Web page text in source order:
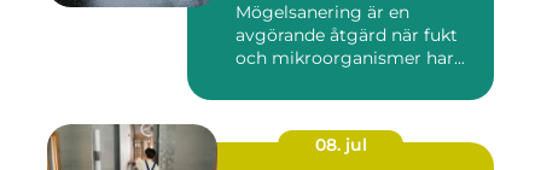
Mögelsanering är en
avgörande åtgärd när fukt
och mikroorganismer har...
08. jul